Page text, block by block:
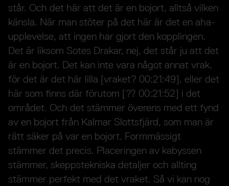
står. Och det här att det är en bojort, alltså vilken
känsla. När man stöter på det här är det en aha-
upplevelse, att ingen har gjort den kopplingen.
Det är liksom Sotes Drakar, nej, det står ju att det
är en bojort. Det kan inte vara något annat vrak,
för det är det här lilla [vraket? 00:21:49], eller det
här som finns där förutom [?? 00:21:52] i det
området. Och det stämmer överens med ett fynd
av en bojort från Kalmar Slottsfjärd, som man är
rätt säker på var en bojort. Formmässigt
stämmer det precis. Placeringen av kabyssen
stämmer, skeppstekniska detaljer och allting
stämmer perfekt med det vraket. Så vi kan nog